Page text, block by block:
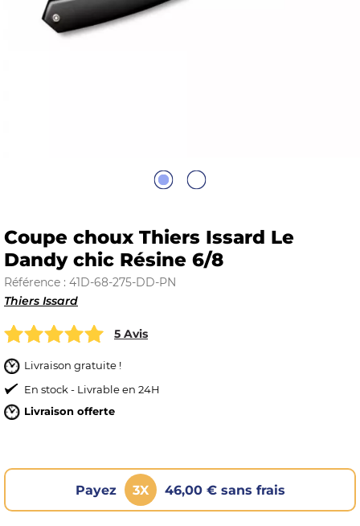
Coupe choux Thiers Issard Le
Dandy chic Résine 6/8
Référence : 41D-68-275-DD-PN
Thiers Issard
5 Avis
Livraison gratuite !
En stock - Livrable en 24H
Livraison offerte
Payez 3X 46,00 € sans frais